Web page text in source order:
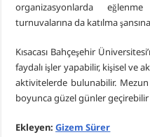
organizasyonlarda
turnuvalarına da katılma
Kısacası Bahçeşehir
faydalı işler yapabilir, kişisel ve
aktivitelerde bulunabilir.
boyunca güzel günler geçirebilir
Ekleyen:Gizem Sürer